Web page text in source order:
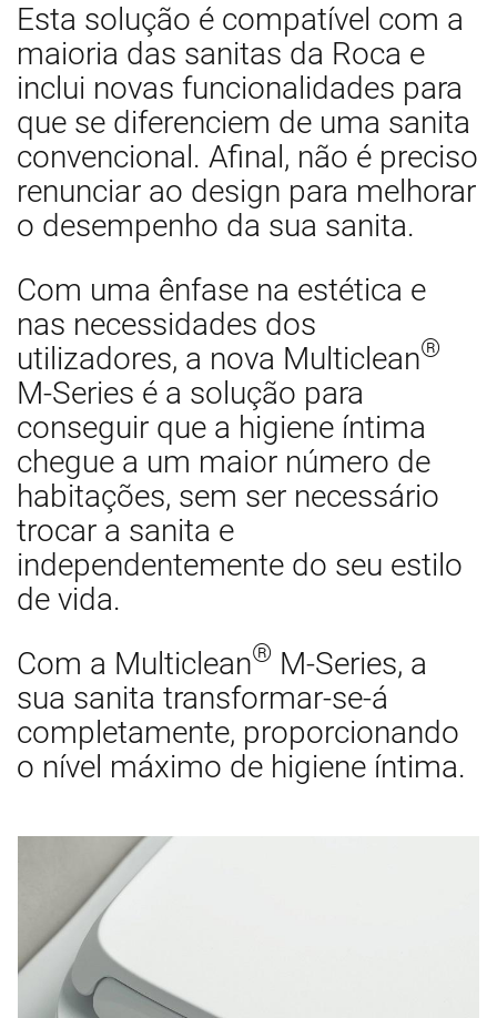
Esta solução é compatível com a
maioria das sanitas da Roca e
inclui novas funcionalidades para
que se diferenciem de uma sanita
convencional. Afinal, não é preciso
renunciar ao design para melhorar
o desempenho da sua sanita.
Com uma ênfase na estética e
nas necessidades dos
utilizadores, a nova Multiclean®
M-Series é a solução para
conseguir que a higiene íntima
chegue a um maior número de
habitações, sem ser necessário
trocar a sanita e
independentemente do seu estilo
de vida.
Com a Multiclean® M-Series, a
sua sanita transformar-se-á
completamente, proporcionando
o nível máximo de higiene íntima.